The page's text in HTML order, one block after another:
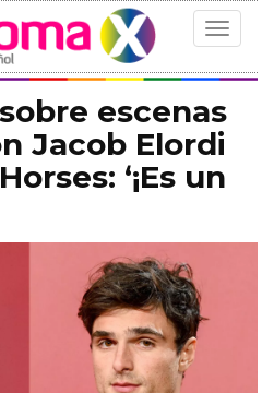
Toggle
escenas
Jacob Elordi
‘¡Es un